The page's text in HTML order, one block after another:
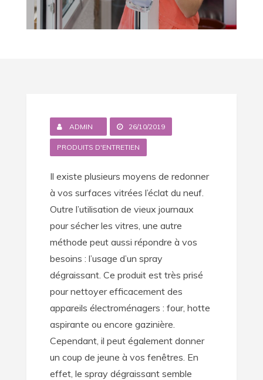
ADMIN 26/10/2019
PRODUITS D'ENTRETIEN
Il existe plusieurs moyens de redonner
à vos surfaces vitrées l’éclat du neuf.
Outre l’utilisation de vieux journaux
pour sécher les vitres, une autre
méthode peut aussi répondre à vos
besoins : l’usage d’un spray
dégraissant. Ce produit est très prisé
pour nettoyer efficacement des
appareils électroménagers : four, hotte
aspirante ou encore gazinière.
Cependant, il peut également donner
un coup de jeune à vos fenêtres. En
effet, le spray dégraissant semble